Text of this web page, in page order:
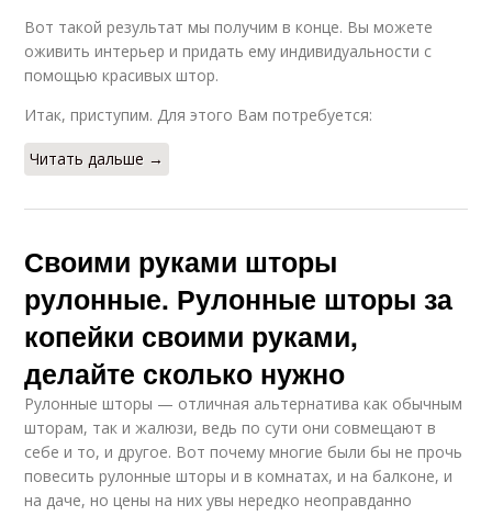
Вот такой результат мы получим в конце. Вы можете
оживить интерьер и придать ему индивидуальности с
помощью красивых штор.
Итак, приступим. Для этого Вам потребуется:
Читать дальше →
Своими руками шторы
рулонные. Рулонные шторы за
копейки своими руками,
делайте сколько нужно
Рулонные шторы — отличная альтернатива как обычным
шторам, так и жалюзи, ведь по сути они совмещают в
себе и то, и другое. Вот почему многие были бы не прочь
повесить рулонные шторы и в комнатах, и на балконе, и
на даче, но цены на них увы нередко неоправданно